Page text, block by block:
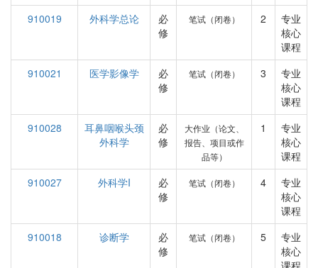
910019
外科学总论
必
修
笔试（闭卷） 2
专业
核心
课程
910021
医学影像学
必
修
笔试（闭卷） 3
专业
核心
课程
910028
耳鼻咽喉头颈
外科学
必
修
大作业（论文、
报告、项目或作
品等）
1
专业
核心
课程
910027
外科学I
必
修
笔试（闭卷） 4
专业
核心
课程
910018
诊断学
必
修
笔试（闭卷） 5
专业
核心
课程